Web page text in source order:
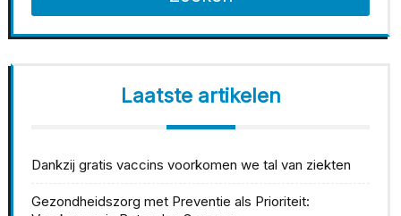
Laatste artikelen
Dankzij gratis vaccins voorkomen we tal van ziekten
Gezondheidszorg met Preventie als Prioriteit: